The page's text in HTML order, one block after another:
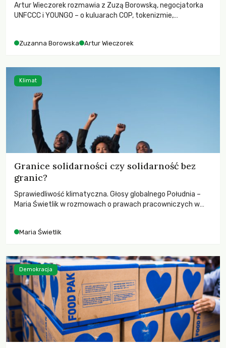
Artur Wieczorek rozmawia z Zuzą Borowską, negocjatorka
UNFCCC i YOUNGO – o kuluarach COP, tokenizmie,
Zuzanna Borowska Artur Wieczorek
Granice solidarności czy solidarność bez
granic?
Sprawiedliwość klimatyczna. Głosy globalnego Południa –
Maria Świetlik w rozmowach o prawach pracowniczych w
Maria Świetlik
Klimat
Demokracja